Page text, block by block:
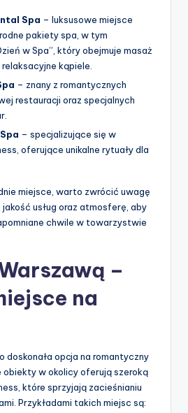
Spa – luksusowe miejsce
pakiety spa, w tym
w Spa”, który obejmuje masaż
kąpiele.
– znany z romantycznych
restauracji oraz specjalnych
– specjalizujące się w
oferujące unikalne rytuały dla
miejsce, warto zwrócić uwagę
usług oraz atmosferę, aby
chwile w towarzystwie
–
na
doskonała opcja na romantyczny
obiekty w okolicy oferują szeroką
które sprzyjają zacieśnianiu
Przykładami takich miejsc są: